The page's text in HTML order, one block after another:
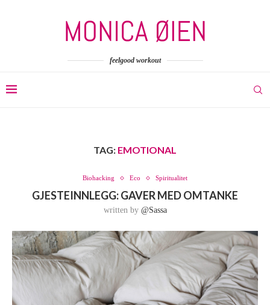
feelgood workout
TAG: EMOTIONAL
Biohacking Eco Spiritualitet
GJESTEINNLEGG: GAVER MED OMTANKE
written by @sassa